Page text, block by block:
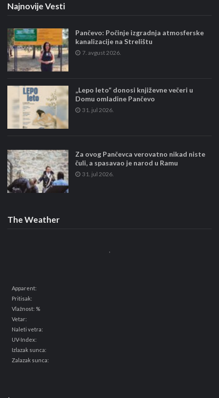
Najnovije Vesti
Pančevo: Počinje izgradnja atmosferske
kanalizacije na Strelištu
7. avgust 2026.
„Lepo leto“ donosi književne večeri u
Domu omladine Pančevo
31. jul 2026.
Za ovog Pančevca verovatno nikad niste
čuli, a spasavao je narod u Ramu
31. jul 2026.
The Weather
Apparent:
Pritisak:
Vlažnost: %
Vetar:
Naleti vetra:
UV-Index:
Izlazak sunca:
Zalazak sunca: